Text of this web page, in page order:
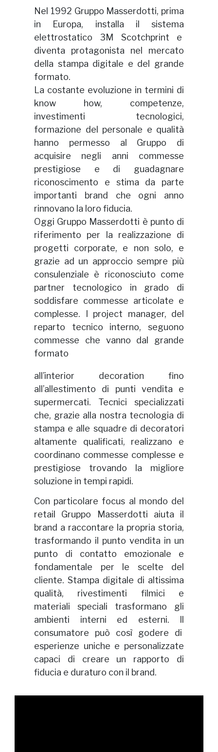
Nel 1992 Gruppo Masserdotti, prima
in Europa, installa il sistema
elettrostatico 3M Scotchprint e
diventa protagonista nel mercato
della stampa digitale e del grande
formato.
La costante evoluzione in termini di
know how, competenze,
investimenti tecnologici,
formazione del personale e qualità
hanno permesso al Gruppo di
acquisire negli anni commesse
prestigiose e di guadagnare
riconoscimento e stima da parte
importanti brand che ogni anno
rinnovano la loro fiducia.
Oggi Gruppo Masserdotti è punto di
riferimento per la realizzazione di
progetti corporate, e non solo, e
grazie ad un approccio sempre più
consulenziale è riconosciuto come
partner tecnologico in grado di
soddisfare commesse articolate e
complesse. I project manager, del
reparto tecnico interno, seguono
commesse che vanno dal grande
formato
all’interior decoration fino
all’allestimento di punti vendita e
supermercati. Tecnici specializzati
che, grazie alla nostra tecnologia di
stampa e alle squadre di decoratori
altamente qualificati, realizzano e
coordinano commesse complesse e
prestigiose trovando la migliore
soluzione in tempi rapidi.
Con particolare focus al mondo del
retail Gruppo Masserdotti aiuta il
brand a raccontare la propria storia,
trasformando il punto vendita in un
punto di contatto emozionale e
fondamentale per le scelte del
cliente. Stampa digitale di altissima
qualità, rivestimenti filmici e
materiali speciali trasformano gli
ambienti interni ed esterni. Il
consumatore può così godere di
esperienze uniche e personalizzate
capaci di creare un rapporto di
fiducia e duraturo con il brand.